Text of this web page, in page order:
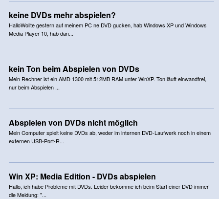
keine DVDs mehr abspielen?
HalloWollte gestern auf meinem PC ne DVD gucken, hab Windows XP und Windows
Media Player 10, hab dan...
kein Ton beim Abspielen von DVDs
Mein Rechner ist ein AMD 1300 mit 512MB RAM unter WinXP. Ton läuft einwandfrei,
nur beim Abspielen ...
Abspielen von DVDs nicht möglich
Mein Computer spielt keine DVDs ab, weder im internen DVD-Laufwerk noch in einem
externen USB-Port-R...
Win XP: Media Edition - DVDs abspielen
Hallo, ich habe Probleme mit DVDs. Leider bekomme ich beim Start einer DVD immer
die Meldung: "...